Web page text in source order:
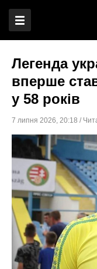
Легенда
вперше
у 58 років
7 липня 2026, 20:18 /